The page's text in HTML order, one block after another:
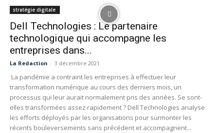
stratégie digitale
Dell Technologies : Le partenaire
technologique qui accompagne les
entreprises dans...
La Redaction - 3 décembre 2021
La pandémie a contraint les entreprises à effectuer leur
transformation numérique au cours des derniers mois, un
processus qui leur aurait normalement pris des années. Se sont-
elles transformées assez rapidement ? Dell Technologies analyse
les efforts déployés par les organisations pour surmonter les
récents bouleversements sans précédent et accompagnent...